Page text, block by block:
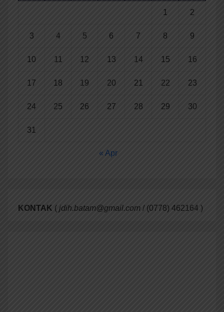
1 2
3 4 5 6 7 8 9
10 11 12 13 14 15 16
17 18 19 20 21 22 23
24 25 26 27 28 29 30
31
« Apr
KONTAK ( jdih.batam@gmail.com / (0778) 462164 )